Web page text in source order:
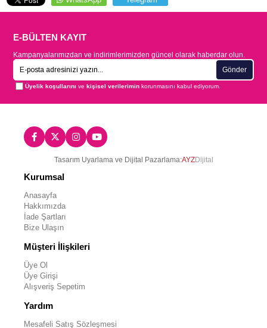
E-BÜLTEN KAYIT
Kampanyalarımızdan ve indirimlerimizden güncel olarak haberdar olun.
Gönder
Üyelik koşullarını vekişisel verilerimin korunmasını kabul ediyorum.
Tasarım Uyarlama ve Dijital Pazarlama:AYZDijital
Kurumsal
Anasayfa
Hakkımızda
İade Şartları
Bize Ulaşın
Müşteri İlişkileri
Üye Ol
Üye Girişi
Alışveriş Sepetim
Yardım
Mesafeli Satış Sözleşmesi